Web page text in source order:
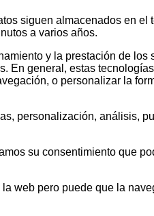
siguen almacenados en
a varios años.
y la prestación de
En general, estas
o personalizar la
personalización, análisis,
su consentimiento que
web pero puede que la